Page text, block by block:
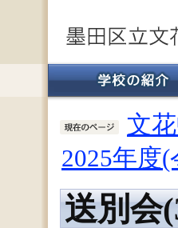
文
2025年度(
送別会